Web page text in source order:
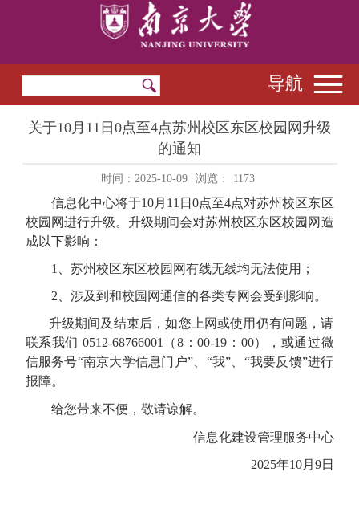
导航
关于10月11日0点至4点苏州校区东区校园网升级
的通知
时间：2025-10-09 浏览： 1173
信息化中心将于10月 11 日0点至4点对苏州校区东区
校园网进行升级。升级期间会对苏州校区东区校园网造
成以下影响：
1、 苏州校区东区校园网有线无线均无法使用；
2、 涉及到和校园网通信的各类专网会受到影响。
升级期间及结束后，如您上网或使用仍有问题，请
联系我们 0512-68766001 （8 ：00-19 ： 00），或通过微
信服务号“南京大学信息门户”、“我”、“我要反馈”进行
报障。
给您带来不便，敬请谅解。
信息化建设管理服务中心
2025年10月 9日